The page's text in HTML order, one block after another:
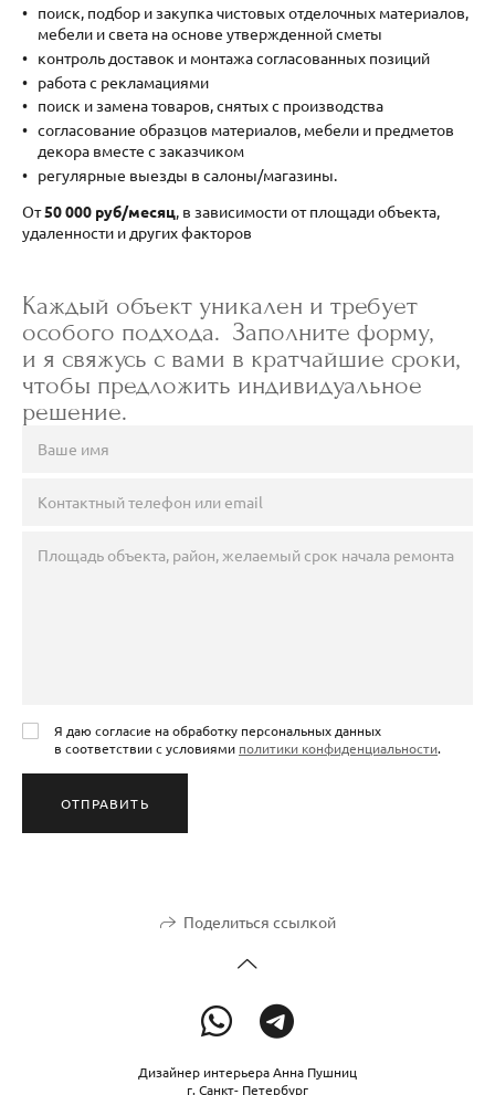
поиск, подбор и закупка чистовых отделочных материалов,
мебели и света на основе утвержденной сметы
контроль доставок и монтажа согласованных позиций
работа с рекламациями
поиск и замена товаров, снятых с производства
согласование образцов материалов, мебели и предметов
декора вместе с заказчиком
регулярные выезды в салоны/магазины.
От50 000 руб/месяц, в зависимости от площади объекта,
удаленности и других факторов
Каждый объект уникален и требует
особого подхода. Заполните форму,
и я свяжусь с вами в кратчайшие сроки,
чтобы предложить индивидуальное
решение.
Я даю согласие на обработку персональных данных
в соответствии с условиями политики конфиденциальности.
ОТПРАВИТЬ
Поделиться ссылкой
Дизайнер интерьера Анна Пушниц
г. Санкт- Петербург